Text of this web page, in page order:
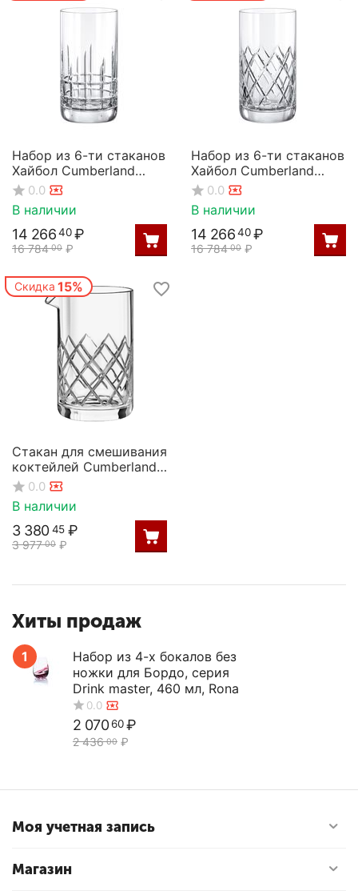
Набор из 6-ти стаканов
Хайбол Cumberland
390мл; D=70,H=135мм,
Rona
0.0
В наличии
16 784 00 ₽
14 266 40 ₽
Набор из 6-ти стаканов
Хайбол Cumberland
390мл; D=70,H=135мм,
Rona
0.0
В наличии
16 784 00 ₽
14 266 40 ₽
Скидка 15%
Стакан для смешивания
коктейлей Cumberland
0,6л; D=95,H=146мм,
Rona
0.0
В наличии
3 977 00 ₽
3 380 45 ₽
Хиты продаж
1
Набор из 4-х бокалов без
ножки для Бордо, серия
Drink master, 460 мл, Rona
2 436 00 ₽
2 07060 ₽
Моя учетная запись
Магазин